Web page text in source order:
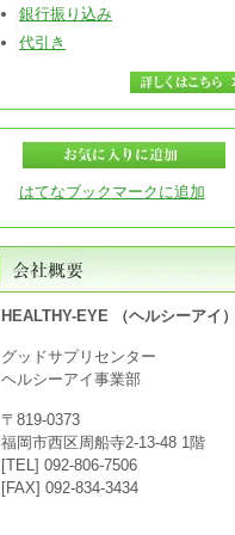
銀行振り込み
代引き
はてなブックマークに追加
HEALTHY-EYE （ヘルシーアイ
グッドサプリセンター
ヘルシーアイ事業部
〒819-0373
福岡市西区周船寺2-13-48 1階
[TEL] 092-806-7506
[FAX] 092-834-3434